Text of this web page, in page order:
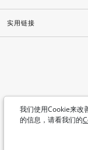
我们使用Cookie来改
的信息，请看我们的
实用链接